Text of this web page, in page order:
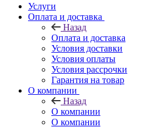
Услуги
Оплата и доставка
Назад
Оплата и доставка
Условия доставки
Условия оплаты
Условия рассрочки
Гарантия на товар
О компании
Назад
О компании
О компании